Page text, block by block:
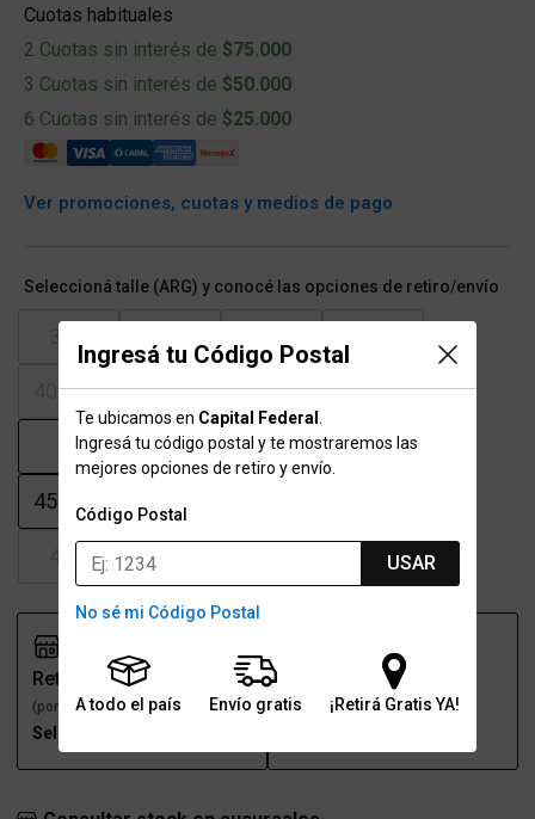
Ingresá tu Código Postal
Te ubicamos en Capital Federal
Ingresá tu código postal y te mostraremos las
mejores opciones de retiro y envío.
Código Postal
USAR
No sé mi Código Postal
A todo el país Envío gratis ¡Retirá Gratis YA!
Cuotas habituales
2 Cuotas sin interés de $75.000
3 Cuotas sin interés de $50.000
6 Cuotas sin interés de $25.000
Ver promociones, cuotas y medios de pago
Seleccioná talle (ARG) y conocé las opciones de retiro/envío
40-40.5 41 41.5 42-42.5
43 43.5 44 44.5
45-45.5
Retiro
(por una sucursal)
Seleccioná talle
(a domicilio)